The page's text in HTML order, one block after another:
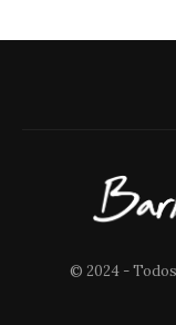
© 2024 -